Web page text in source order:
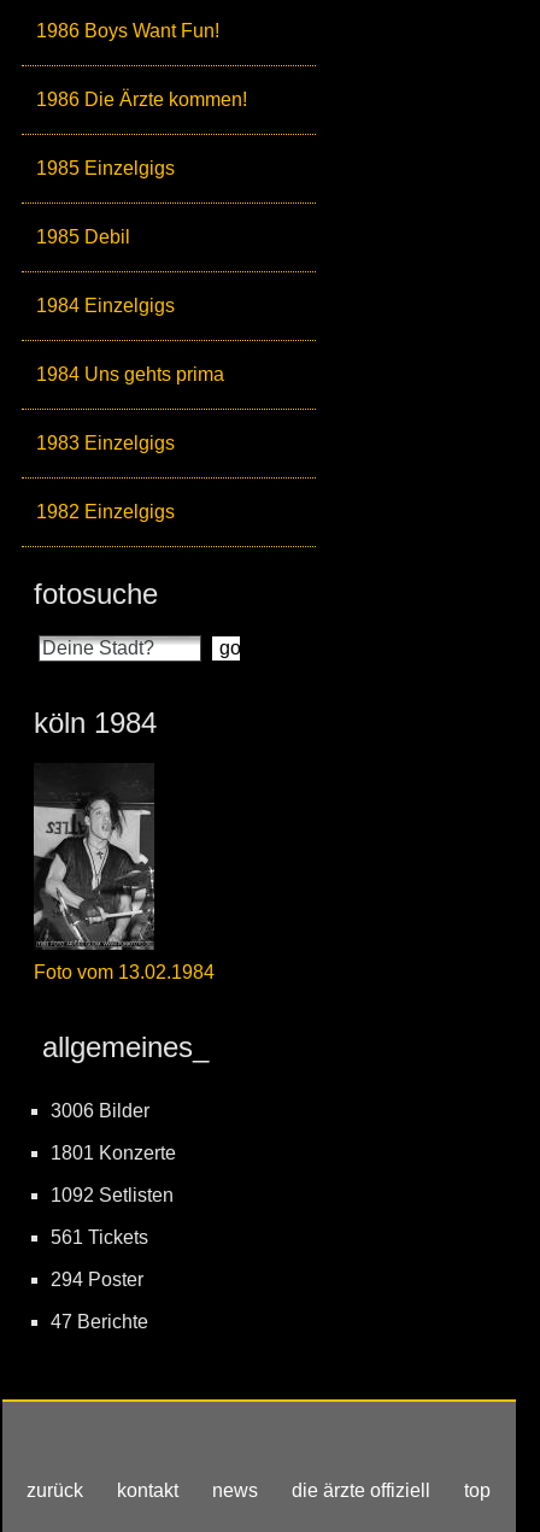
1986 Boys Want Fun!
1986 Die Ärzte kommen!
1985 Einzelgigs
1985 Debil
1984 Einzelgigs
1984 Uns gehts prima
1983 Einzelgigs
1982 Einzelgigs
fotosuche
köln 1984
Foto vom 13.02.1984
allgemeines_
3006 Bilder
1801 Konzerte
1092 Setlisten
561 Tickets
294 Poster
47 Berichte
zurück kontakt news die ärzte offiziell top